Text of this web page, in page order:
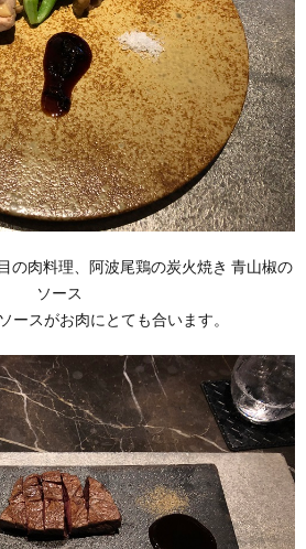
の肉料理、阿波尾鶏の炭火焼き 青山椒の
ソース
ースがお肉にとても合います。